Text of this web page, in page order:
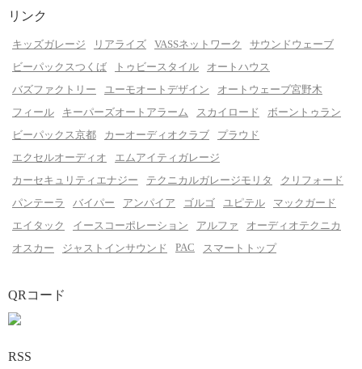
リンク
キッズガレージ リアライズ VASSネットワーク
サウンドウェーブ
ビーパックスつくば
トゥビースタイル
オートハウス
バズファクトリー
ユーモオートデザイン
オートウェーブ宮野木
フィール
キーパーズオートアラーム スカイロード
ボーントゥラン
ビーパックス京都
カーオーディオクラブ
プラウド
エクセルオーディオ
エムアイティガレージ
カーセキュリティエナジー
テクニカルガレージモリタ
クリフォード
パンテーラ
バイパー アンパイア ゴルゴ ユピテル
マックガード
エイタック
イースコーポレーション アルファ
オーディオテクニカ
オスカー
ジャストインサウンド PAC スマートトップ
QRコード
RSS